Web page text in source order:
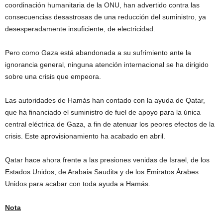
coordinación humanitaria de la ONU, han advertido contra las
consecuencias desastrosas de una reducción del suministro, ya
desesperadamente insuficiente, de electricidad.
Pero como Gaza está abandonada a su sufrimiento ante la
ignorancia general, ninguna atención internacional se ha dirigido
sobre una crisis que empeora.
Las autoridades de Hamás han contado con la ayuda de Qatar,
que ha financiado el suministro de fuel de apoyo para la única
central eléctrica de Gaza, a fin de atenuar los peores efectos de la
crisis. Este aprovisionamiento ha acabado en abril.
Qatar hace ahora frente a las presiones venidas de Israel, de los
Estados Unidos, de Arabaia Saudita y de los Emiratos Árabes
Unidos para acabar con toda ayuda a Hamás.
Nota